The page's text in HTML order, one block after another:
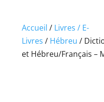
Accueil / Livres / E-
Livres / Hébreu /
et Hébreu/Français –